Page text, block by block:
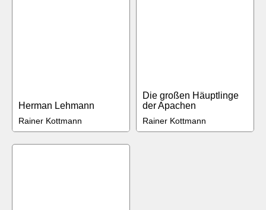
Herman Lehmann
Rainer Kottmann
Die großen Häuptlinge
der Apachen
Rainer Kottmann